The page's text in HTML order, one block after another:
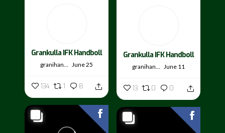
Grankulla IFK Handboll
granihandis June 25
134 1 8
Grankulla IFK Handboll
granihandis June 11
13 0 0